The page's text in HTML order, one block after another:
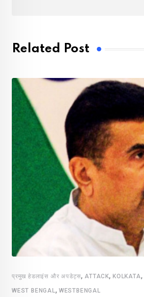
Related Post
प्रमुख हेडलाइंस और अपडेट्स,ATTACK,KOLKATA,
WEST BENGAL, WESTBENGAL